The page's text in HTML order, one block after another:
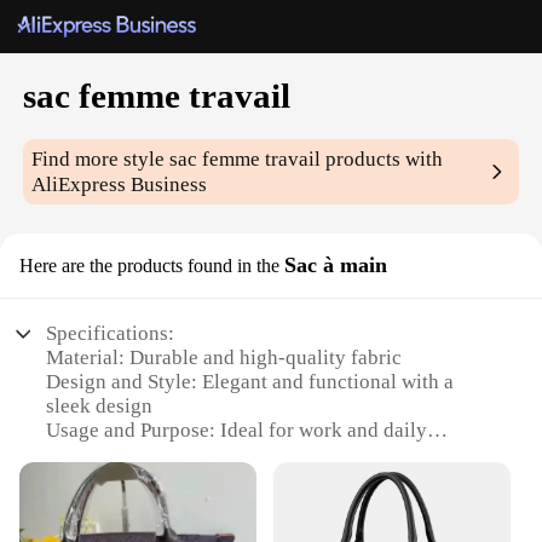
sac femme travail
Find more stylesac femme travail products with
AliExpress Business
Here are the products found in the Sac à main
Specifications:
Material: Durable and high-quality fabric
Design and Style: Elegant and functional with a
sleek design
Usage and Purpose: Ideal for work and daily
Shape or Size: Compact and spacious with ample
storage
Performance and Property: Sturdy construction with